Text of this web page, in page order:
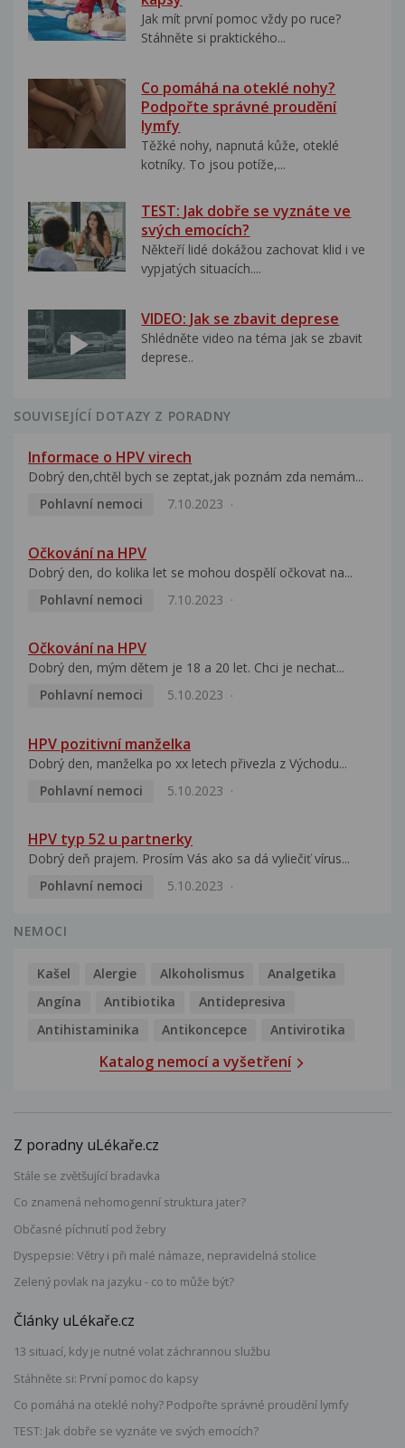
Jak mít první pomoc vždy po ruce?
Stáhněte si praktického...
Co pomáhá na oteklé nohy?
Podpořte správné proudění
lymfy
Těžké nohy, napnutá kůže, oteklé
kotníky. To jsou potíže,...
TEST: Jak dobře se vyznáte ve
svých emocích?
Někteří lidé dokážou zachovat klid i ve
vypjatých situacích....
VIDEO: Jak se zbavit deprese
Shlédněte video na téma jak se zbavit
deprese..
SOUVISEJÍCÍ DOTAZY Z PORADNY
Informace o HPV virech
Dobrý den,chtěl bych se zeptat,jak poznám zda nemám...
Pohlavní nemoci
7.10.2023
Očkování na HPV
Dobrý den, do kolika let se mohou dospělí očkovat na...
Pohlavní nemoci
7.10.2023
Očkování na HPV
Dobrý den, mým dětem je 18 a 20 let. Chci je nechat...
Pohlavní nemoci
5.10.2023
HPV pozitivní manželka
Dobrý den, manželka po xx letech přivezla z Východu...
Pohlavní nemoci
5.10.2023
HPV typ 52 u partnerky
Dobrý deň prajem. Prosím Vás ako sa dá vyliečiť vírus...
Pohlavní nemoci
5.10.2023
NEMOCI
Kašel Alergie Alkoholismus
Analgetika
Angína
Antibiotika
Antidepresiva
Antihistaminika
Antikoncepce Antivirotika
Katalog nemocí a vyšetření
Z poradny uLékaře.cz
Stále se zvětšující bradavka
Co znamená nehomogenní struktura jater?
Občasné píchnutí pod žebry
Dyspepsie: Větry i při malé námaze, nepravidelná stolice
Zelený povlak na jazyku - co to může být?
Články uLékaře.cz
13 situací, kdy je nutné volat záchrannou službu
Stáhněte si: První pomoc do kapsy
Co pomáhá na oteklé nohy? Podpořte správné proudění lymfy
TEST: Jak dobře se vyznáte ve svých emocích?